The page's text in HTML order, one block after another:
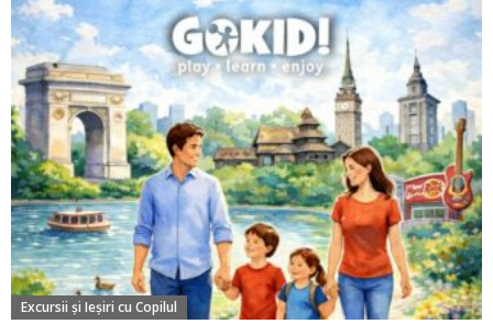
Excursii şi Ieşiri cu Copilul